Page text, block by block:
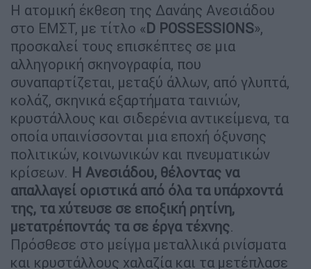
Η ατομική έκθεση της Δανάης Ανεσιάδου
στο ΕΜΣΤ, με τίτλο «D POSSESSIONS»,
προσκαλεί τους επισκέπτες σε μια
αλληγορική σκηνογραφία, που
συναπαρτίζεται, μεταξύ άλλων, από γλυπτά,
κολάζ, σκηνικά εξαρτήματα ταινιών,
κρυστάλλους και σιδερένια αντικείμενα, τα
οποία υπαινίσσονται μια εποχή όξυνσης
πολιτικών, κοινωνικών και πνευματικών
κρίσεων. Η Ανεσιάδου, θέλοντας να
απαλλαγεί οριστικά από όλα τα υπάρχοντά
της, τα χύτευσε σε εποξική ρητίνη,
μετατρέποντάς τα σε έργα τέχνης.
Πρόσθεσε στο μείγμα μεταλλικά ρινίσματα
και κρυστάλλους χαλαζία και τα μετέπλασε